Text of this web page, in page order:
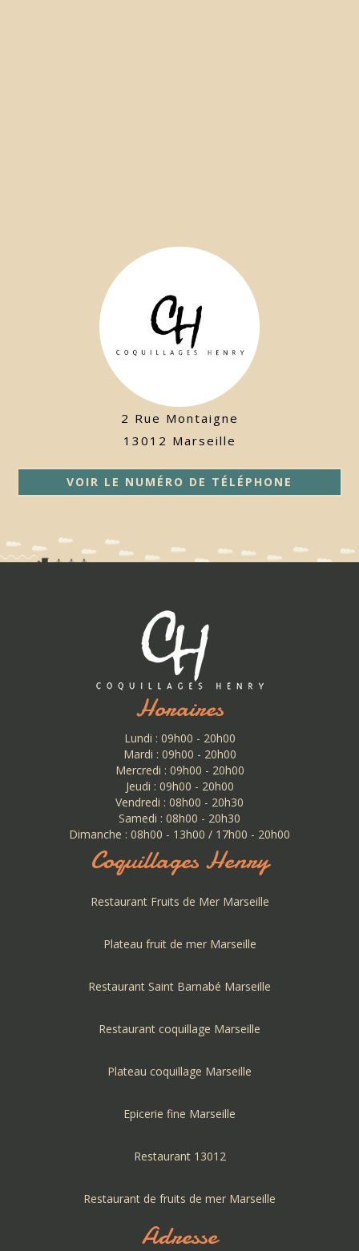
2 Rue Montaigne
13012 Marseille
VOIR LE NUMÉRO DE TÉLÉPHONE
Horaires
Lundi : 09h00 - 20h00
Mardi : 09h00 - 20h00
Mercredi : 09h00 - 20h00
Jeudi : 09h00 - 20h00
Vendredi : 08h00 - 20h30
Samedi : 08h00 - 20h30
Dimanche : 08h00 - 13h00 / 17h00 - 20h00
Coquillages Henry
Restaurant Fruits de Mer Marseille
Plateau fruit de mer Marseille
Restaurant Saint Barnabé Marseille
Restaurant coquillage Marseille
Plateau coquillage Marseille
Epicerie fine Marseille
Restaurant 13012
Restaurant de fruits de mer Marseille
Adresse